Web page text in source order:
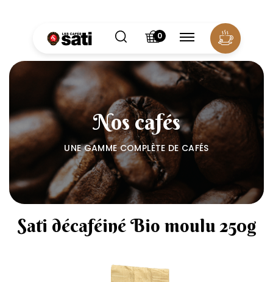
0
Nos cafés
UNE GAMME COMPLÈTE DE CAFÉS
Sati décaféiné Bio moulu 250g